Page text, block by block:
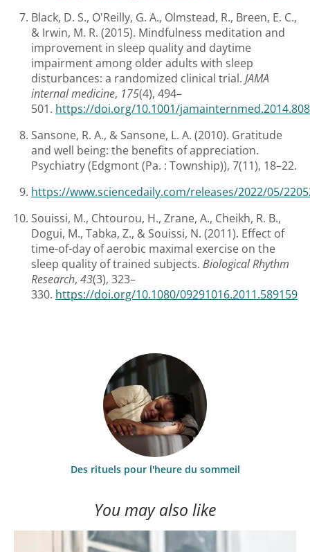
Black, D. S., O'Reilly, G. A., Olmstead, R., Breen, E. C.,
& Irwin, M. R. (2015). Mindfulness meditation and
improvement in sleep quality and daytime
impairment among older adults with sleep
disturbances: a randomized clinical trial. JAMA
internal medicine, 175(4), 494–
501. https://doi.org/10.1001/
Sansone, R. A., & Sansone, L. A. (2010). Gratitude
and well being: the benefits of appreciation.
Psychiatry (Edgmont (Pa. : Township)), 7(11), 18–22.
https://www.sciencedaily.com/releases/2022/05/
Souissi, M., Chtourou, H., Zrane, A., Cheikh, R. B.,
Dogui, M., Tabka, Z., & Souissi, N. (2011). Effect of
time-of-day of aerobic maximal exercise on the
sleep quality of trained subjects. Biological Rhythm
Research, 43(3), 323–
330. https://doi.org/10.1080/09291016.2011.589159
Des rituels pour l'heure du sommeil
You may also like